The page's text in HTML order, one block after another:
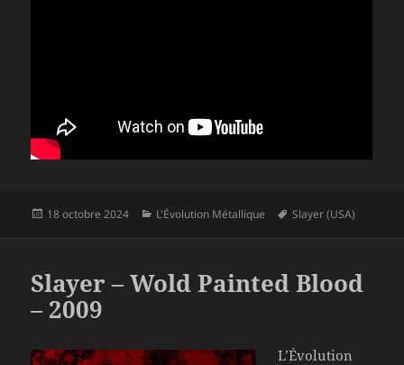
Publié
18 octobre 2024 Catégories
L'Évolution Métallique
Mots-
Slayer (USA)
Slayer – Wold Painted Blood
– 2009
L’Évolution